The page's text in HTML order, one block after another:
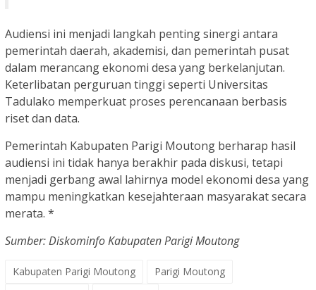
Audiensi ini menjadi langkah penting sinergi antara
pemerintah daerah, akademisi, dan pemerintah pusat
dalam merancang ekonomi desa yang berkelanjutan.
Keterlibatan perguruan tinggi seperti Universitas
Tadulako memperkuat proses perencanaan berbasis
riset dan data.
Pemerintah Kabupaten Parigi Moutong berharap hasil
audiensi ini tidak hanya berakhir pada diskusi, tetapi
menjadi gerbang awal lahirnya model ekonomi desa yang
mampu meningkatkan kesejahteraan masyarakat secara
merata. *
Sumber: Diskominfo Kabupaten Parigi Moutong
Kabupaten Parigi Moutong
Parigi Moutong